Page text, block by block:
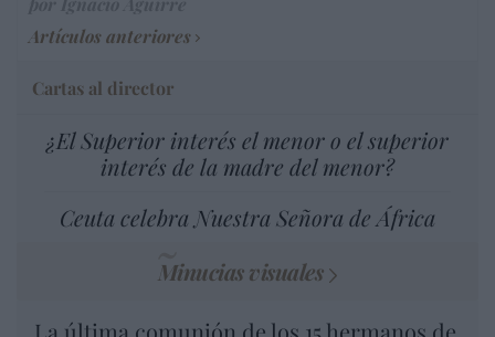
Artículos anteriores
Cartas al director
¿El Superior interés el menor o el superior
interés de la madre del menor?
Ceuta celebra Nuestra Señora de África
Minucias visuales